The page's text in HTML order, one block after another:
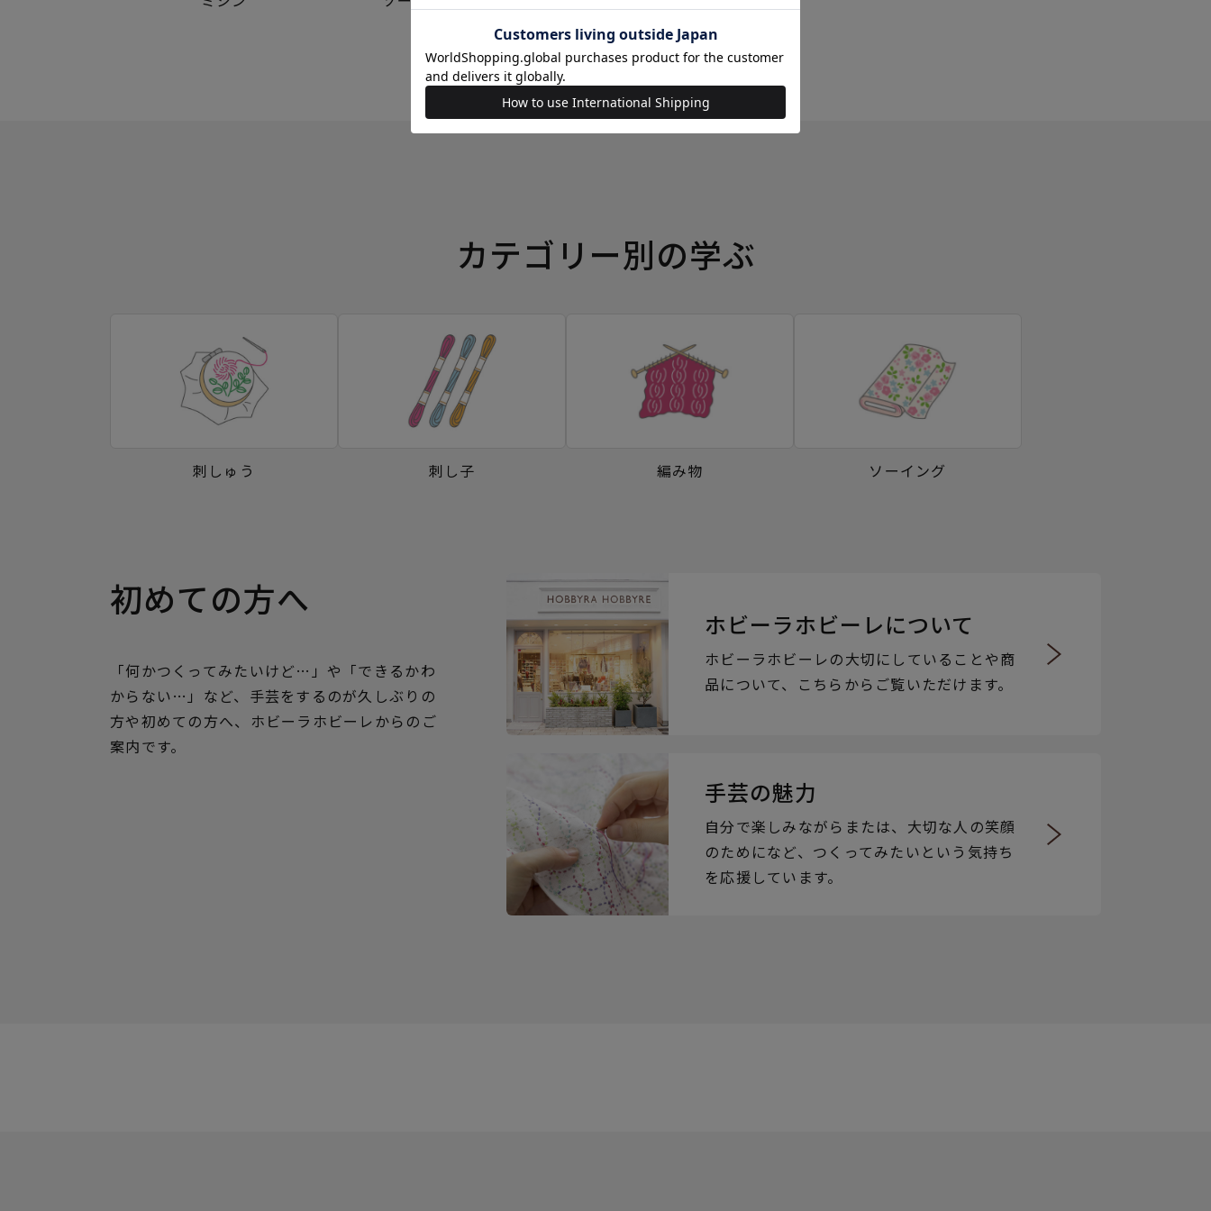
カテゴリー別の学ぶ
刺しゅう 刺し子 編み物 ソーイング
初めての方へ
「何かつくってみたいけど…」や「できるかわ
からない…」など、手芸をするのが久しぶりの
方や初めての方へ、ホビーラホビーレからのご
案内です。
ホビーラホビーレについて
ホビーラホビーレの大切にしていることや商
品について、こちらからご覧いただけます。
手芸の魅力
自分で楽しみながらまたは、大切な人の笑顔
のためになど、つくってみたいという気持ち
を応援しています。